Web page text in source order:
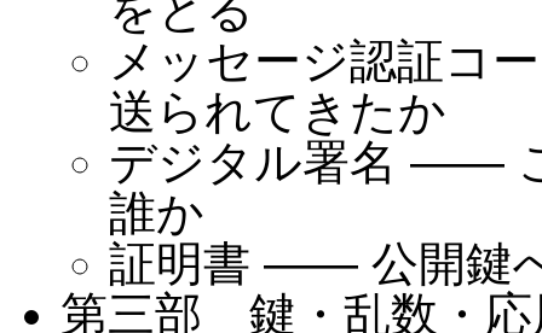
メッセージ認証コ
送られてきたか
デジタル署名 ——
誰か
証明書 —— 公開鍵
第三部 鍵・乱数・応